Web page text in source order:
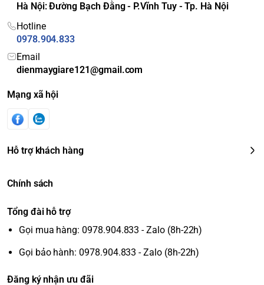
Hà Nội: Đường Bạch Đằng - P.Vĩnh Tuy - Tp. Hà Nội
Hotline
0978.904.833
Email
dienmaygiare121@gmail.com
Mạng xã hội
Hỗ trợ khách hàng
Chính sách
Tổng đài hỗ trợ
Gọi mua hàng: 0978.904.833 - Zalo (8h-22h)
Gọi bảo hành: 0978.904.833 - Zalo (8h-22h)
Đăng ký nhận ưu đãi